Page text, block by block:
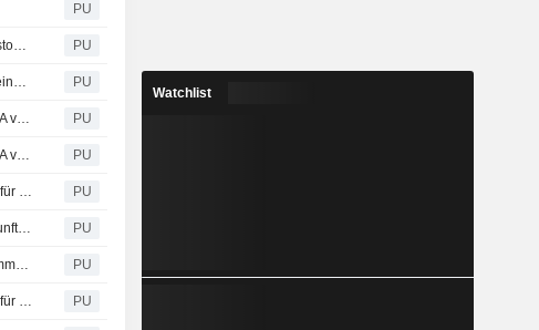
PU
Bitte einsteigen: ÖBB und Stadler feiern Erstfahrt des neuen Cityjet Doppelstock-Zuges PU
Stadler Rail : Generalversammlung stimmt allen Anträgen zu und bestätigt eine Dividende von 0.50 Franken pro Namenaktie PU
Stadler Rail : Görlitz und Zwickau setzen bei neuen Straßenbahnen auf TINA von Stadler PU
Stadler Rail : Görlitz und Zwickau setzen bei neuen Straßenbahnen auf TINA von Stadler PU
Freier Blick aufs Matterhorn: Gornergrat Bahn bestellt weitere Stadler-Züge für spektakuläre Alpenstrecke PU
Stadler eröffnet Werkhalle in Niederösterreich: Schlüsselprojekt für die Zukunft der Bahnindustrie in Österreich PU
Stadler Rail : und BLT Baselland Transport AG automatisieren das BLT Stammnetz und setzen ein starkes Zeichen für die Zukunft des öffentlichen Personennahverkehrs PU
Freier Blick aufs Matterhorn: Gornergrat Bahn bestellt weitere Stadler-Züge für spektakuläre Alpenstrecke PU
Watchlist